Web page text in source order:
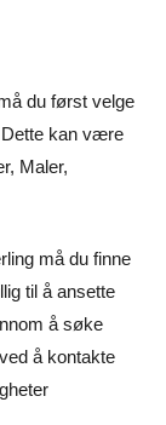
du først velge
Dette kan være
Maler,
må du finne
til å ansette
å søke
å kontakte